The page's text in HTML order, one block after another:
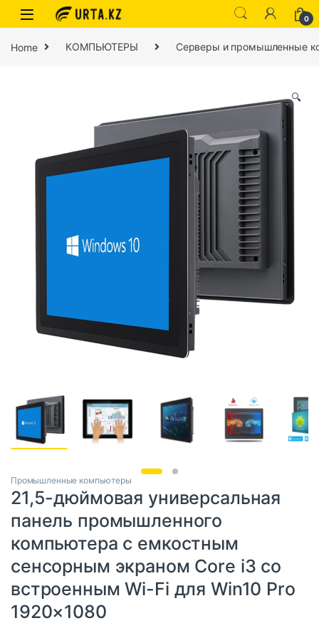
0
Home КОМПЬЮТЕРЫ Серверы и промышленные
🔍
Промышленные компьютеры
21,5-дюймовая универсальная
панель промышленного
компьютера с емкостным
сенсорным экраном Core i3 со
встроенным Wi-Fi для Win10 Pro
1920×1080